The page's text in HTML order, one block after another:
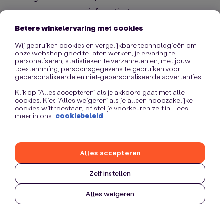
information).
Betere winkelervaring met cookies
Wij gebruiken cookies en vergelijkbare technologieën om
onze webshop goed te laten werken, je ervaring te
personaliseren, statistieken te verzamelen en, met jouw
toestemming, persoonsgegevens te gebruiken voor
gepersonaliseerde en niet-gepersonaliseerde advertenties.
Klik op “Alles accepteren” als je akkoord gaat met alle
cookies. Kies “Alles weigeren” als je alleen noodzakelijke
cookies wilt toestaan, of stel je voorkeuren zelf in. Lees
meer in ons cookiebeleid
Zelf instellen
Alles weigeren
Alles accepteren